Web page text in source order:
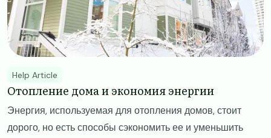
Help Article
Отопление дома и экономия энергии
Энергия, используемая для отопления домов, стоит
дорого, но есть способы сэкономить ее и уменьшить